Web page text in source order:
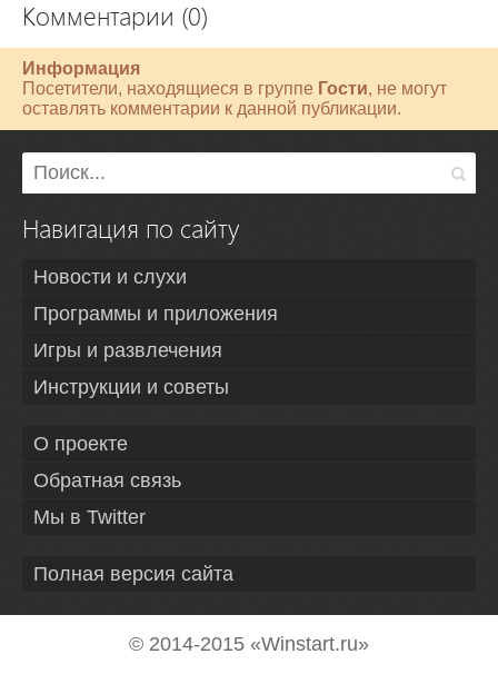
Комментарии (0)
Информация
Посетители, находящиеся в группе Гости, не могут
оставлять комментарии к данной публикации.
Навигация по сайту
Новости и слухи
Программы и приложения
Игры и развлечения
Инструкции и советы
О проекте
Обратная связь
Мы в Twitter
Полная версия сайта
© 2014-2015 «Winstart.ru»